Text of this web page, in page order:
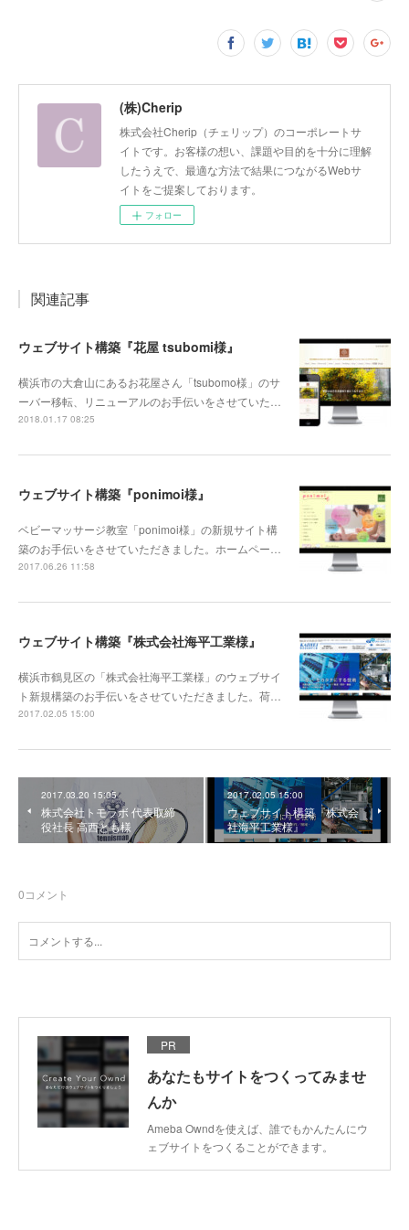
(株)Cherip
株式会社Cherip（チェリップ）のコーポレートサ
イトです。お客様の想い、課題や目的を十分に理解
したうえで、最適な方法で結果につながるWebサ
イトをご提案しております。
フォロー
関連記事
ウェブサイト構築『花屋 tsubomi様』
横浜市の大倉山にあるお花屋さん「tsubomo様」のサ
ーバー移転、リニューアルのお手伝いをさせていた…
2018.01.17 08:25
ウェブサイト構築『ponimoi様』
ベビーマッサージ教室「ponimoi様」の新規サイト構
築のお手伝いをさせていただきました。ホームペー…
2017.06.26 11:58
ウェブサイト構築『株式会社海平工業様』
横浜市鶴見区の「株式会社海平工業様」のウェブサイ
ト新規構築のお手伝いをさせていただきました。荷…
2017.02.05 15:00
2017.03.20 15:05
株式会社トモラボ 代表取締
役社長 高西とも様
2017.02.05 15:00
ウェブサイト構築『株式会
社海平工業様』
0コメント
PR
あなたもサイトをつくってみませ
んか
Ameba Owndを使えば、誰でもかんたんにウ
ェブサイトをつくることができます。